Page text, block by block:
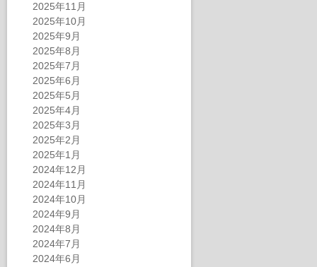
2025年11月
2025年10月
2025年9月
2025年8月
2025年7月
2025年6月
2025年5月
2025年4月
2025年3月
2025年2月
2025年1月
2024年12月
2024年11月
2024年10月
2024年9月
2024年8月
2024年7月
2024年6月